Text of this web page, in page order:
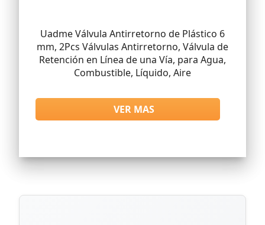
Uadme Válvula Antirretorno de Plástico 6
mm, 2Pcs Válvulas Antirretorno, Válvula de
Retención en Línea de una Vía, para Agua,
Combustible, Líquido, Aire
VER MAS